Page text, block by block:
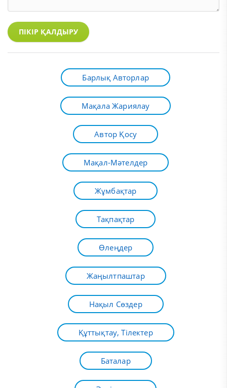
ПІКІР ҚАЛДЫРУ
Барлық Авторлар
Мақала Жариялау
Автор Қосу
Мақал-Мәтелдер
Жұмбақтар
Тақпақтар
Өлеңдер
Жаңылтпаштар
Нақыл Сөздер
Құттықтау, Тілектер
Баталар